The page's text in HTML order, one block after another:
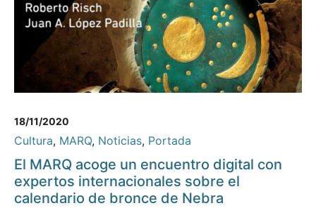
18/11/2020
Cultura, MARQ, Noticias, Portada
El MARQ acoge un encuentro digital con
expertos internacionales sobre el
calendario de bronce de Nebra